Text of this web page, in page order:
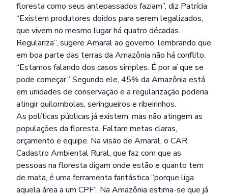
floresta como seus antepassados faziam”, diz Patrícia
“Existem produtores doidos para serem legalizados,
que vivem no mesmo lugar há quatro décadas.
Regulariza”, sugere Amaral ao governo, lembrando que
em boa parte das terras da Amazônia não há conflito.
“Estamos falando dos casos simples. É por aí que se
pode começar.” Segundo ele, 45% da Amazônia está
em unidades de conservação e a regularização poderia
atingir quilombolas, seringueiros e ribeirinhos.
As políticas públicas já existem, mas não atingem as
populações da floresta. Faltam metas claras,
orçamento e equipe. Na visão de Amaral, o CAR,
Cadastro Ambiental Rural, que faz com que as
pessoas na floresta digam onde estão e quanto tem
de mata, é uma ferramenta fantástica “porque liga
aquela área a um CPF”. Na Amazônia estima-se que já